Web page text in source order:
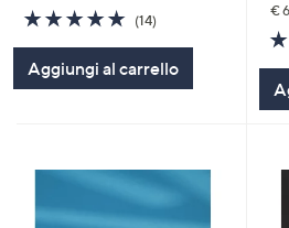
4.9
of
Stars
(14)14
Aggiungi al carrello
€